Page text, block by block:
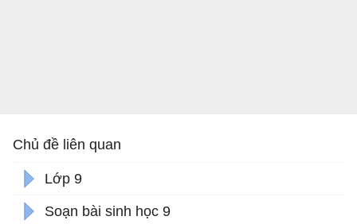
Chủ đề liên quan
Lớp 9
Soạn bài sinh học 9